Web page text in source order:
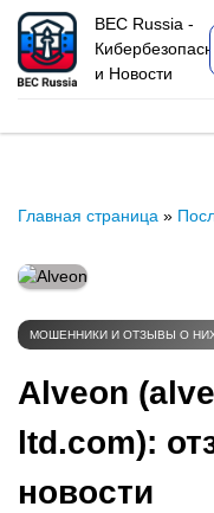
BEC Russia -
и Новости
Главная страница »
МОШЕННИКИ И ОТЗЫВЫ О
Alveon
ltd.com):
новости